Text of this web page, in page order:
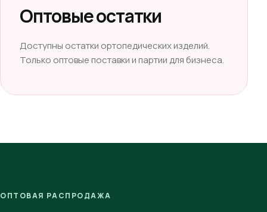
Оптовые остатки
Доступны остатки ортопедических изделий.
Только оптовые поставки и партии для бизнеса.
ОПТОВАЯ РАСПРОДАЖА